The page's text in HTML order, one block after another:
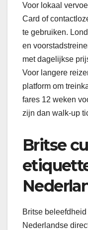
Voor lokaal
Card of
te gebruiken.
en
met dagelijkse
Voor langere
platform om
fares 12 weken
zijn dan walk-up
Britse
Britse
Nederlandse